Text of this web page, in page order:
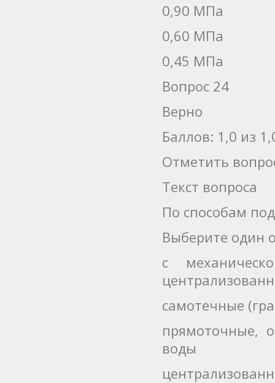
0,90 МПа
0,60 МПа
0,45 МПа
Вопрос 24
Верно
Баллов: 1,0 из
Отметить
Текст вопроса
По способам
Выберите один
с
самотечные
прямоточные,
воды